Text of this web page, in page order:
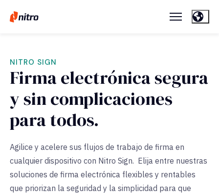
NITRO SIGN
Firma electrónica segura
y sin complicaciones
para todos.
Agilice y acelere sus flujos de trabajo de firma en
cualquier dispositivo con Nitro Sign. Elija entre nuestras
soluciones de firma electrónica flexibles y rentables
que priorizan la seguridad y la simplicidad para que